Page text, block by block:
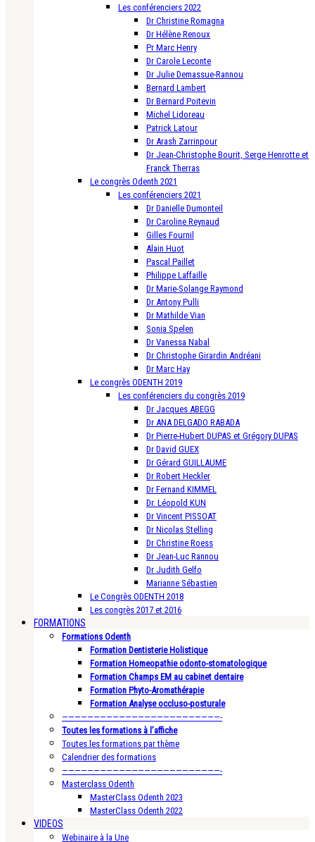
Les conférenciers 2022
Dr Christine Romagna
Dr Hélène Renoux
Pr Marc Henry
Dr Carole Leconte
Dr Julie Demassue-Rannou
Bernard Lambert
Dr Bernard Poitevin
Michel Lidoreau
Patrick Latour
Dr Arash Zarrinpour
Dr Jean-Christophe Bourit, Serge Henrotte et
Franck Therras
Le congrès Odenth 2021
Les conférenciers 2021
Dr Danielle Dumonteil
Dr Caroline Reynaud
Gilles Fournil
Alain Huot
Pascal Paillet
Philippe Laffaille
Dr Marie-Solange Raymond
Dr Antony Pulli
Dr Mathilde Vian
Sonia Spelen
Dr Vanessa Nabal
Dr Christophe Girardin Andréani
Dr Marc Hay
Le congrès ODENTH 2019
Les conférenciers du congrès 2019
Dr Jacques ABEGG
Dr ANA DELGADO RABADA
Dr Pierre-Hubert DUPAS et Grégory DUPAS
Dr David GUEX
Dr Gérard GUILLAUME
Dr Robert Heckler
Dr Fernand KIMMEL
Dr. Léopold KUN
Dr Vincent PISSOAT
Dr Nicolas Stelling
Dr Christine Roess
Dr Jean-Luc Rannou
Dr Judith Gelfo
Marianne Sébastien
Le Congrès ODENTH 2018
Les congrès 2017 et 2016
FORMATIONS
Formations Odenth
Formation Dentisterie Holistique
Formation Homeopathie odonto-stomatologique
Formation Champs EM au cabinet dentaire
Formation Phyto-Aromathérapie
Formation Analyse occluso-posturale
—————————————————————————-
Toutes les formations à l’affiche
Toutes les formations par thème
Calendrier des formations
—————————————————————————-
Masterclass Odenth
MasterClass Odenth 2023
MasterClass Odenth 2022
VIDEOS
Webinaire à la Une